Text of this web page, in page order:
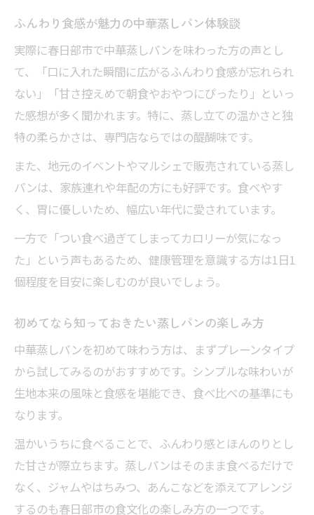
蒸しパンのカロリーを抑える工夫とは
春日部市で出会える地域色豊かな中華蒸し
パン比較
地域ごとに違う中華蒸しパンの魅力
春日部市の食文化を感じる中華蒸しパン
地元ならではのアレンジ中華蒸しパンとは
春日部市民が愛する中華蒸しパンの秘密
ヘルシー志向に嬉しい中華蒸しパン活用術
ヘルシー中華蒸しパンの材料・栄養成分比
較表
ダイエット派におすすめの中華蒸しパン活
春日部市で人気のヘルシー中華蒸しパンと
は
健康を意識した中華蒸しパンの選び方
中華蒸しパンをヘルシーに楽しむコツ
ふんわり食感が魅力の中華蒸しパン体験談
実際に春日部市で中華蒸しパンを味わった方の声とし
て、「口に入れた瞬間に広がるふんわり食感が忘れられ
ない」「甘さ控えめで朝食やおやつにぴったり」といっ
た感想が多く聞かれます。特に、蒸し立ての温かさと独
特の柔らかさは、専門店ならではの醍醐味です。
また、地元のイベントやマルシェで販売されている蒸し
パンは、家族連れや年配の方にも好評です。食べやす
く、胃に優しいため、幅広い年代に愛されています。
一方で「つい食べ過ぎてしまってカロリーが気になっ
た」という声もあるため、健康管理を意識する方は1日1
個程度を目安に楽しむのが良いでしょう。
初めてなら知っておきたい蒸しパンの楽しみ方
中華蒸しパンを初めて味わう方は、まずプレーンタイプ
から試してみるのがおすすめです。シンプルな味わいが
生地本来の風味と食感を堪能でき、食べ比べの基準にも
なります。
温かいうちに食べることで、ふんわり感とほんのりとし
た甘さが際立ちます。蒸しパンはそのまま食べるだけで
なく、ジャムやはちみつ、あんこなどを添えてアレンジ
するのも春日部市の食文化の楽しみ方の一つです。